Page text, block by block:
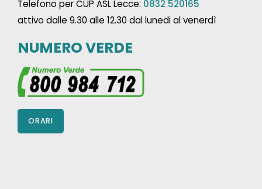
Telefono per CUP ASL Lecce: 0832 520165
attivo dalle 9.30 alle 12.30 dal lunedi al venerdì
NUMERO VERDE
ORARI